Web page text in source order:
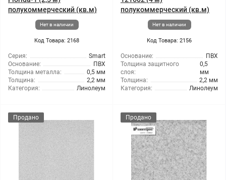
полукоммерческий (кв.м)
Нет в наличии
Код Товара: 2168
Серия:
Smart
Основание:
ПВХ
Толщина металла:
0,5 мм
Толщина:
2,2 мм
Категория:
Линолеум
полукоммерческий (кв.м)
Нет в наличии
Код Товара: 2156
Основание:
ПВХ
Толщина защитного
слоя:
0,5
мм
Толщина:
2,2 мм
Категория:
Линолеум
Продано Продано